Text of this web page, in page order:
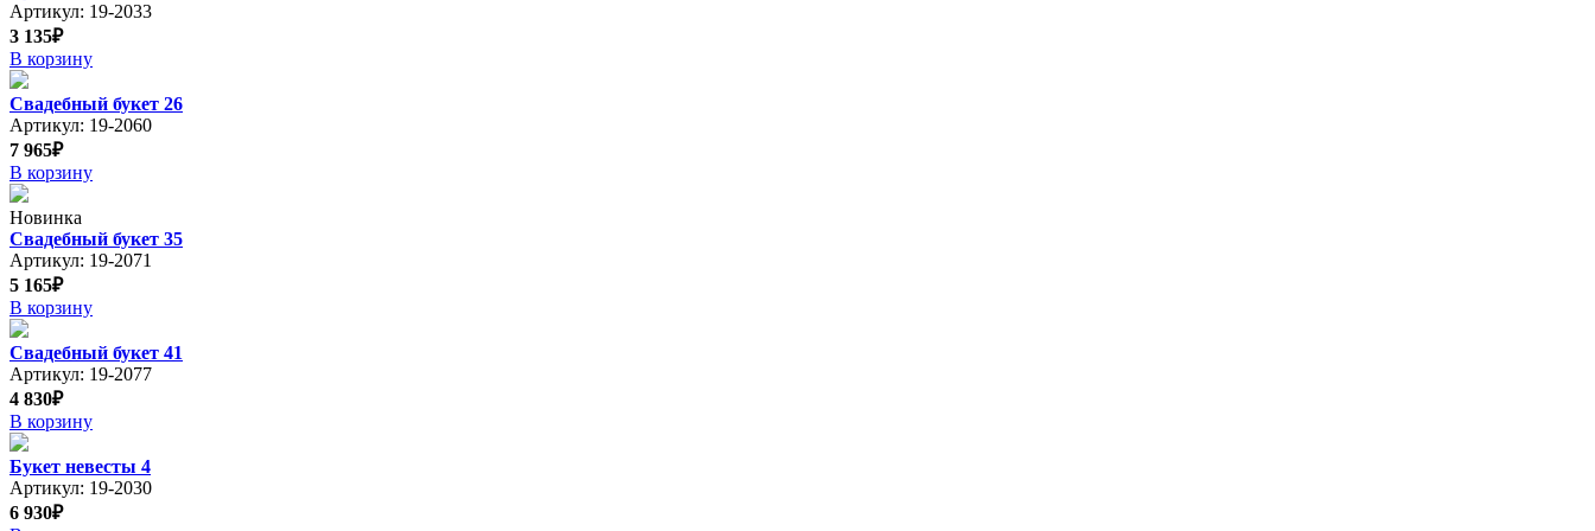
Артикул: 19-2033
3 135₽
В корзину
Свадебный букет 26
Артикул: 19-2060
7 965₽
В корзину
Новинка
Свадебный букет 35
Артикул: 19-2071
5 165₽
В корзину
Свадебный букет 41
Артикул: 19-2077
4 830₽
В корзину
Букет невесты 4
Артикул: 19-2030
6 930₽